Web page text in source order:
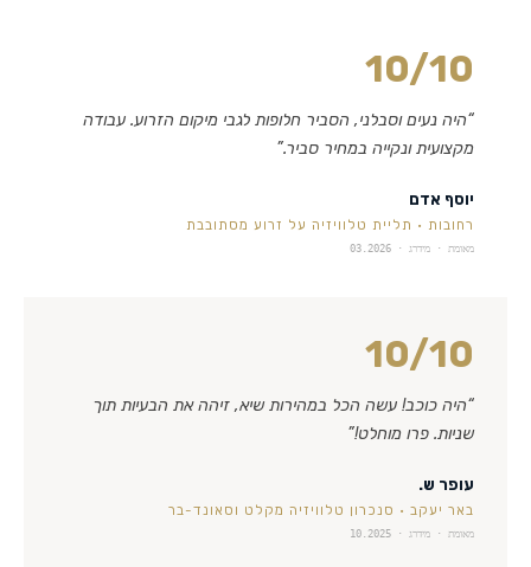
10/10
“היה נעים וסבלני, הסביר חלופות לגבי מיקום הזרוע. עבודה
מקצועית ונקייה במחיר סביר.”
יוסף אדם
רחובות · תליית טלוויזיה על זרוע מסתובבת
מאומת · מידרג · 03.2026
10/10
“היה כוכב! עשה הכל במהירות שיא, זיהה את הבעיות תוך
שניות. פרו מוחלט!”
עופר ש.
באר יעקב · סנכרון טלוויזיה מקלט וסאונד-בר
מאומת · מידרג · 10.2025